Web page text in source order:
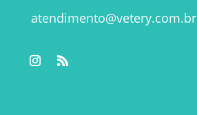
atendimento@vetery.com.br